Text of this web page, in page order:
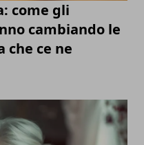
come gli
cambiando le
che ce ne